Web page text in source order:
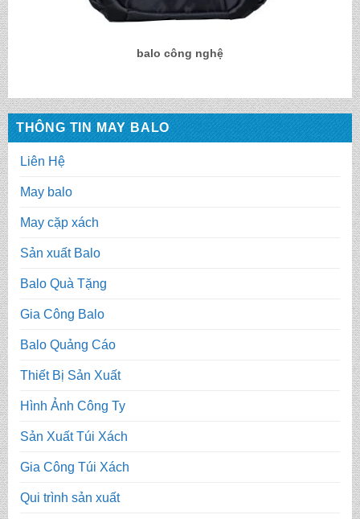
THÔNG TIN MAY BALO
Liên Hệ
May balo
May cặp xách
Sản xuất Balo
Balo Quà Tặng
Gia Công Balo
Balo Quảng Cáo
Thiết Bị Sản Xuất
Hình Ảnh Công Ty
Sản Xuất Túi Xách
Gia Công Túi Xách
Qui trình sản xuất
balo công nghệ